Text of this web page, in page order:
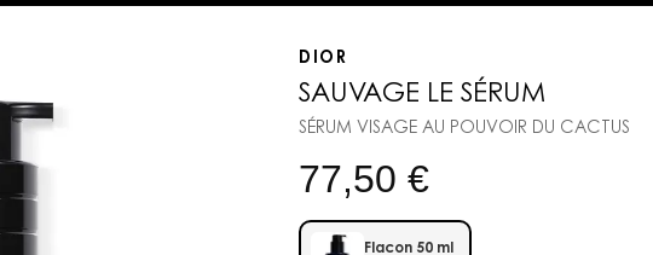
DIOR
SAUVAGE LE SÉRUM
SÉRUM VISAGE AU POUVOIR DU CACTUS
77,50 €
Flacon 50 ml